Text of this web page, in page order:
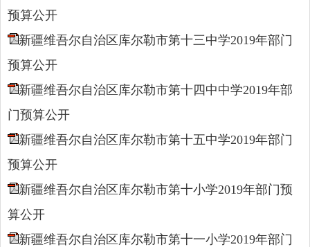
预算公开
新疆维吾尔自治区库尔勒市第十三中学2019年部门
预算公开
新疆维吾尔自治区库尔勒市第十四中中学2019年部
门预算公开
新疆维吾尔自治区库尔勒市第十五中学2019年部门
预算公开
新疆维吾尔自治区库尔勒市第十小学2019年部门预
算公开
新疆维吾尔自治区库尔勒市第十一小学2019年部门